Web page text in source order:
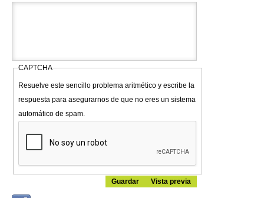
CAPTCHA
Resuelve este sencillo problema aritmético y escribe la
respuesta para asegurarnos de que no eres un sistema
automático de spam.